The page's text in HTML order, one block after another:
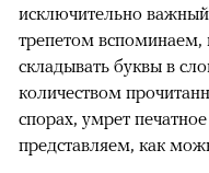
исключительно
трепетом вспоминаем,
складывать буквы в
количеством
спорах, умрет
представляем, как